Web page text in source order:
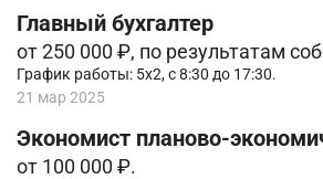
Главный бухгалтер
от 250 000 ₽, по результатам
График работы: 5х2, с 8:30 до 17:30.
21 мар 2025
Экономист планово-
от 100 000 ₽.